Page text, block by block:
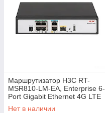
Маршрутизатор H3C RT-
MSR810-LM-EA, Enterprise 6-
Port Gigabit Ethernet 4G LTE
Router
Нет в наличии